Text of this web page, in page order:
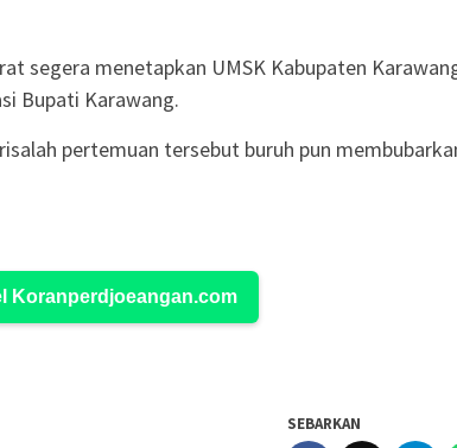
segera menetapkan UMSK Kabupaten
Bupati Karawang.
pertemuan tersebut buruh pun
Koranperdjoeangan.com
SEBARKAN